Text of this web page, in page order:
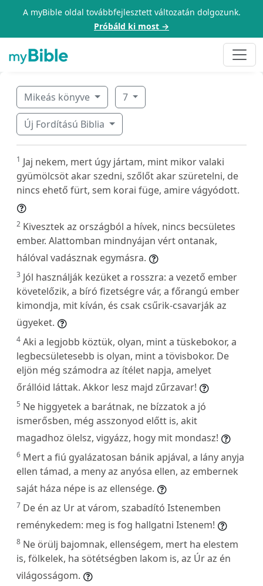
A myBible oldal továbbfejlesztett változatán dolgozunk.
Próbáld ki most →
Mikeás könyve 7
Új Fordítású Biblia
1 Jaj nekem, mert úgy jártam, mint mikor valaki
gyümölcsöt akar szedni, szőlőt akar szüretelni, de
nincs ehető fürt, sem korai füge, amire vágyódott.
2 Kivesztek az országból a hívek, nincs becsületes
ember. Alattomban mindnyájan vért ontanak,
hálóval vadásznak egymásra.
3 Jól használják kezüket a rosszra: a vezető ember
követelőzik, a bíró fizetségre vár, a főrangú ember
kimondja, mit kíván, és csak csűrik-csavarják az
ügyeket.
4 Aki a legjobb köztük, olyan, mint a tüskebokor, a
legbecsületesebb is olyan, mint a tövisbokor. De
eljön még számodra az ítélet napja, amelyet
őrállóid láttak. Akkor lesz majd zűrzavar!
5 Ne higgyetek a barátnak, ne bízzatok a jó
ismerősben, még asszonyod előtt is, akit
magadhoz ölelsz, vigyázz, hogy mit mondasz!
6 Mert a fiú gyalázatosan bánik apjával, a lány anyja
ellen támad, a meny az anyósa ellen, az embernek
saját háza népe is az ellensége.
7 De én az Ur at várom, szabadító Istenemben
reménykedem: meg is fog hallgatni Istenem!
8 Ne örülj bajomnak, ellenségem, mert ha elestem
is, fölkelek, ha sötétségben lakom is, az Úr az én
világosságom.